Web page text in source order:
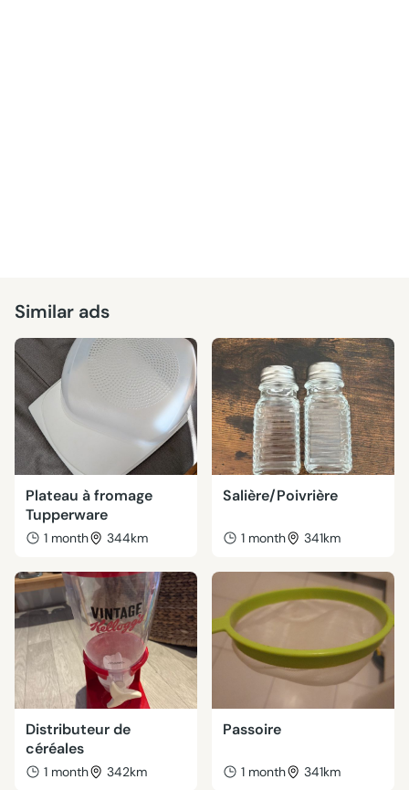
Similar ads
Plateau à fromage
Tupperware
1 month 344km
Salière/Poivrière
1 month 341km
Distributeur de
céréales
1 month 342km
Passoire
1 month 341km